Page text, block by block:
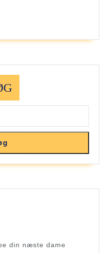
din næste dame